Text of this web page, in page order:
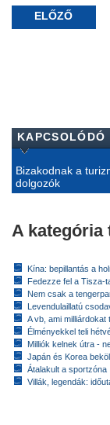
ELŐZŐ
Bizakodnak a
dolgozók
A kategória
Kína: bepillantás a
Fedezze fel a Tisza-
Nem csak a
Levendulaillatú
A vb, ami milliárdokat
Élményekkel teli
Milliók kelnek útra -
Japán és Korea
Átalakult a sportzóna
Villák, legendák: